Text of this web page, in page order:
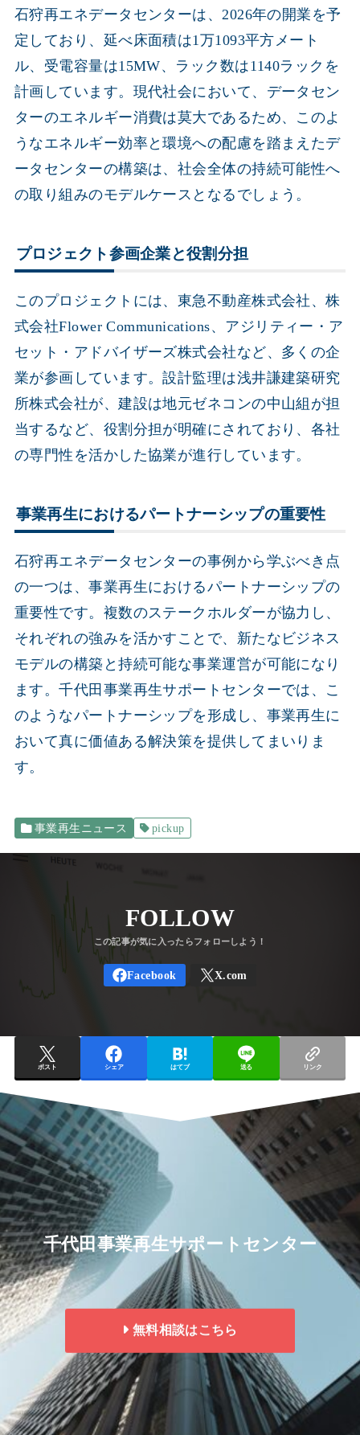
石狩再エネデータセンターは、2026年の開業を予
定しており、延べ床面積は1万1093平方メート
ル、受電容量は15MW、ラック数は1140ラックを
計画しています。現代社会において、データセン
ターのエネルギー消費は莫大であるため、このよ
うなエネルギー効率と環境への配慮を踏まえたデ
ータセンターの構築は、社会全体の持続可能性へ
の取り組みのモデルケースとなるでしょう。
プロジェクト参画企業と役割分担
このプロジェクトには、東急不動産株式会社、株
式会社Flower Communications、アジリティー・ア
セット・アドバイザーズ株式会社など、多くの企
業が参画しています。設計監理は浅井謙建築研究
所株式会社が、建設は地元ゼネコンの中山組が担
当するなど、役割分担が明確にされており、各社
の専門性を活かした協業が進行しています。
事業再生におけるパートナーシップの重要性
石狩再エネデータセンターの事例から学ぶべき点
の一つは、事業再生におけるパートナーシップの
重要性です。複数のステークホルダーが協力し、
それぞれの強みを活かすことで、新たなビジネス
モデルの構築と持続可能な事業運営が可能になり
ます。千代田事業再生サポートセンターでは、こ
のようなパートナーシップを形成し、事業再生に
おいて真に価値ある解決策を提供してまいりま
す。
事業再生ニュース pickup
FOLLOW
ポスト シェア はてブ 送る リンク
千代田事業再生サポートセンター
無料相談はこちら